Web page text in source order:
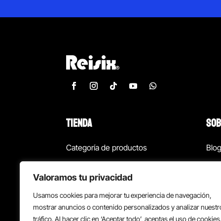
Valoramos tu privacidad
Usamos cookies para mejorar tu experiencia de navegación,
mostrar anuncios o contenido personalizados y analizar
tráfico. Al hacer clic en ‘Aceptar todo’, aceptas el uso de cookies.
TIENDA
Categoría de productos
¡Las mejores ofertas!
Back to school
Blog